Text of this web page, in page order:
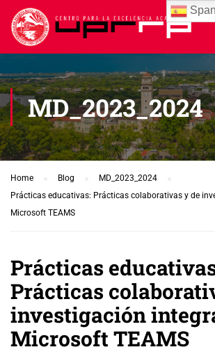
MD_2023_2024
Home Blog
MD_2023_2024
Prácticas educativas: Prácticas colaborativas y de
Microsoft TEAMS
Prácticas
Prácticas
investigación
Microsoft TEAMS